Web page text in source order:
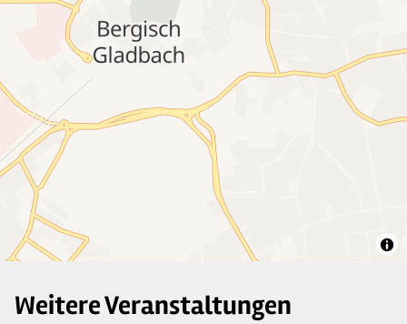
Weitere Veranstaltungen